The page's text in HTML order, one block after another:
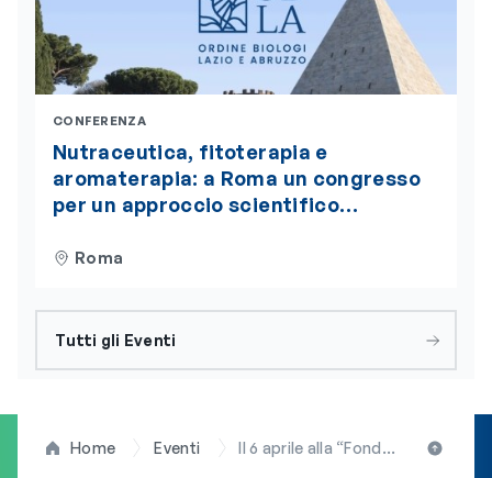
CONFERENZA
Nutraceutica, fitoterapia e
aromaterapia: a Roma un congresso
per un approccio scientifico
Roma
Tutti gli Eventi
Home Eventi Il 6 aprile alla “Fondazione Gemelli” la conferenza “Tumore del seno, stile di vita e metabolismo: evidenze, ricerca e pratica clinica”. Evento patrocinato dall’OBLA